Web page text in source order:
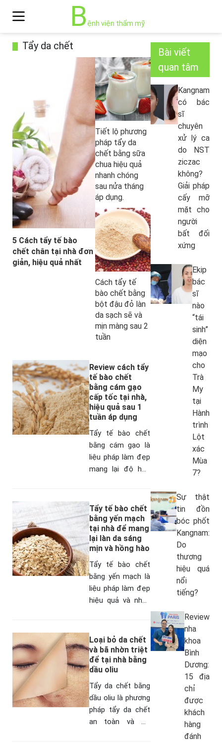
Bệnh viện thẩm mỹ
Tẩy da chết
5 Cách tẩy tế bào
chết chân tại nhà đơn
giản, hiệu quả nhất
Tiết lộ phương
pháp tẩy da
chết bằng sữa
chua hiệu quả
nhanh chóng
sau nửa tháng
áp dụng.
Cách tẩy tế
bào chết bằng
bột đậu đỏ làn
da sạch sẽ và
mịn màng sau 2
tuần
Review cách tẩy
tế bào chết
bằng cám gạo
cấp tốc tại nhà,
hiệu quả sau 1
tuần áp dụng
Tẩy tế bào chết
bằng cám gạo là
liệu pháp làm đẹp
mang lại độ hữu
nghiên cứu thì có
tới 80% các…
Tẩy tế bào chết
bằng yến mạch
tại nhà để mang
lại làn da sáng
mịn và hồng hào
Tẩy tế bào chết
bằng yến mạch là
liệu pháp làm đẹp
hiệu quả và nhận
cực từ các chị em
áp…
Loại bỏ da chết
và bã nhờn triệt
để tại nhà bằng
dầu oliu
Tẩy da chết bằng
dầu oliu là phương
pháp tẩy da chết
an toàn và đã
Bài viết
quan tâm
Kangnam
có bác
sĩ
chuyên
xử lý ca
do NST
ziczac
không?
Giải pháp
cấy mỡ
mặt cho
người
bất đối
xứng
Ekip
bác
sĩ
nào
“tái
sinh”
diện
mạo
cho
Trà
My
tại
Hành
trình
Lột
xác
Mùa
7?
Sự thật
tin đồn
bóc phốt
Kangnam:
Do
thương
hiệu quá
nổi
tiếng?
Review
nha
khoa
Bình
Dương:
15 địa
chỉ
được
khách
hàng
đánh